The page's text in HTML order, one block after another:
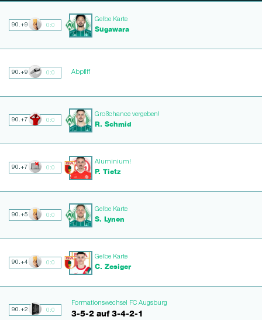
90.+9 0:0
Gelbe Karte
Sugawara
90.+9 0:0 Abpfiff
90.+7 0:0
Großchance vergeben!
R. Schmid
90.+7 0:0
Aluminium!
P. Tietz
90.+5 0:0
Gelbe Karte
S. Lynen
90.+4 0:0
Gelbe Karte
C. Zesiger
90.+2 0:0
Formationswechsel FC Augsburg
3-5-2 auf 3-4-2-1